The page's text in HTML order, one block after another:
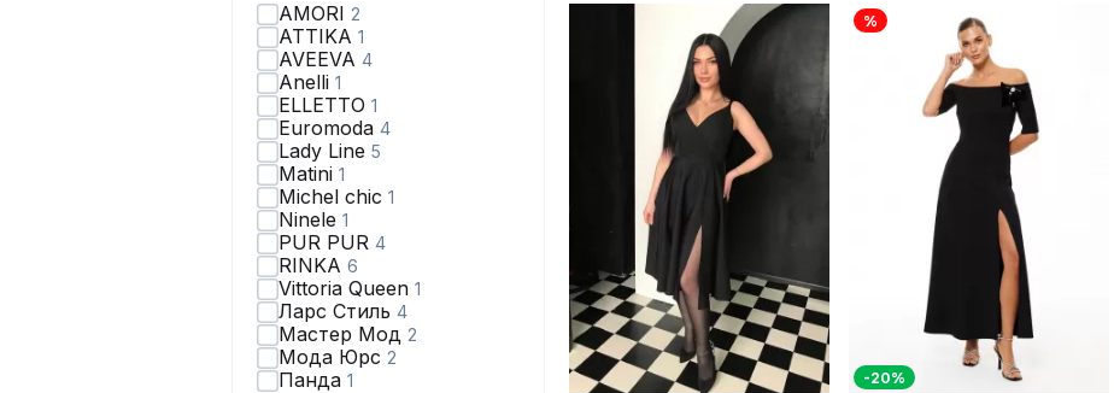
AMORI 2
ATTIKA 1
AVEEVA 4
Anelli 1
ELLETTO 1
Euromoda 4
Lady Line 5
Matini 1
Michel chic 1
Ninele 1
PUR PUR 4
RINKA 6
Vittoria Queen 1
Ларс Стиль 4
Мастер Мод 2
Мода Юрс 2
Панда 1
%
-20%